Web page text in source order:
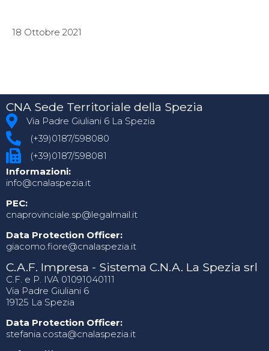
18 Ottobre 2021
CNA Sede Territoriale della Spezia
Via Padre Giuliani 6 La Spezia
(+39)0187/598080
(+39)0187/598081
Informazioni:
info@cnalaspezia.it
PEC:
cnaprovinciale.sp@legalmail.it
Data Protection Officer:
giacomo.fiore@cnalaspezia.it
C.A.F. Impresa - Sistema C.N.A. La Spezia srl
C.F. e P. IVA 01091040111
Via Padre Giuliani 6
19125 La Spezia
Data Protection Officer:
stefania.costa@cnalaspezia.it